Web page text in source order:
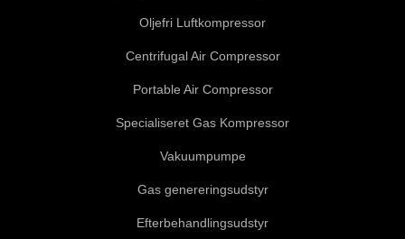
Oljefri Luftkompressor
Centrifugal Air Compressor
Portable Air Compressor
Specialiseret Gas Kompressor
Vakuumpumpe
Gas genereringsudstyr
Efterbehandlingsudstyr